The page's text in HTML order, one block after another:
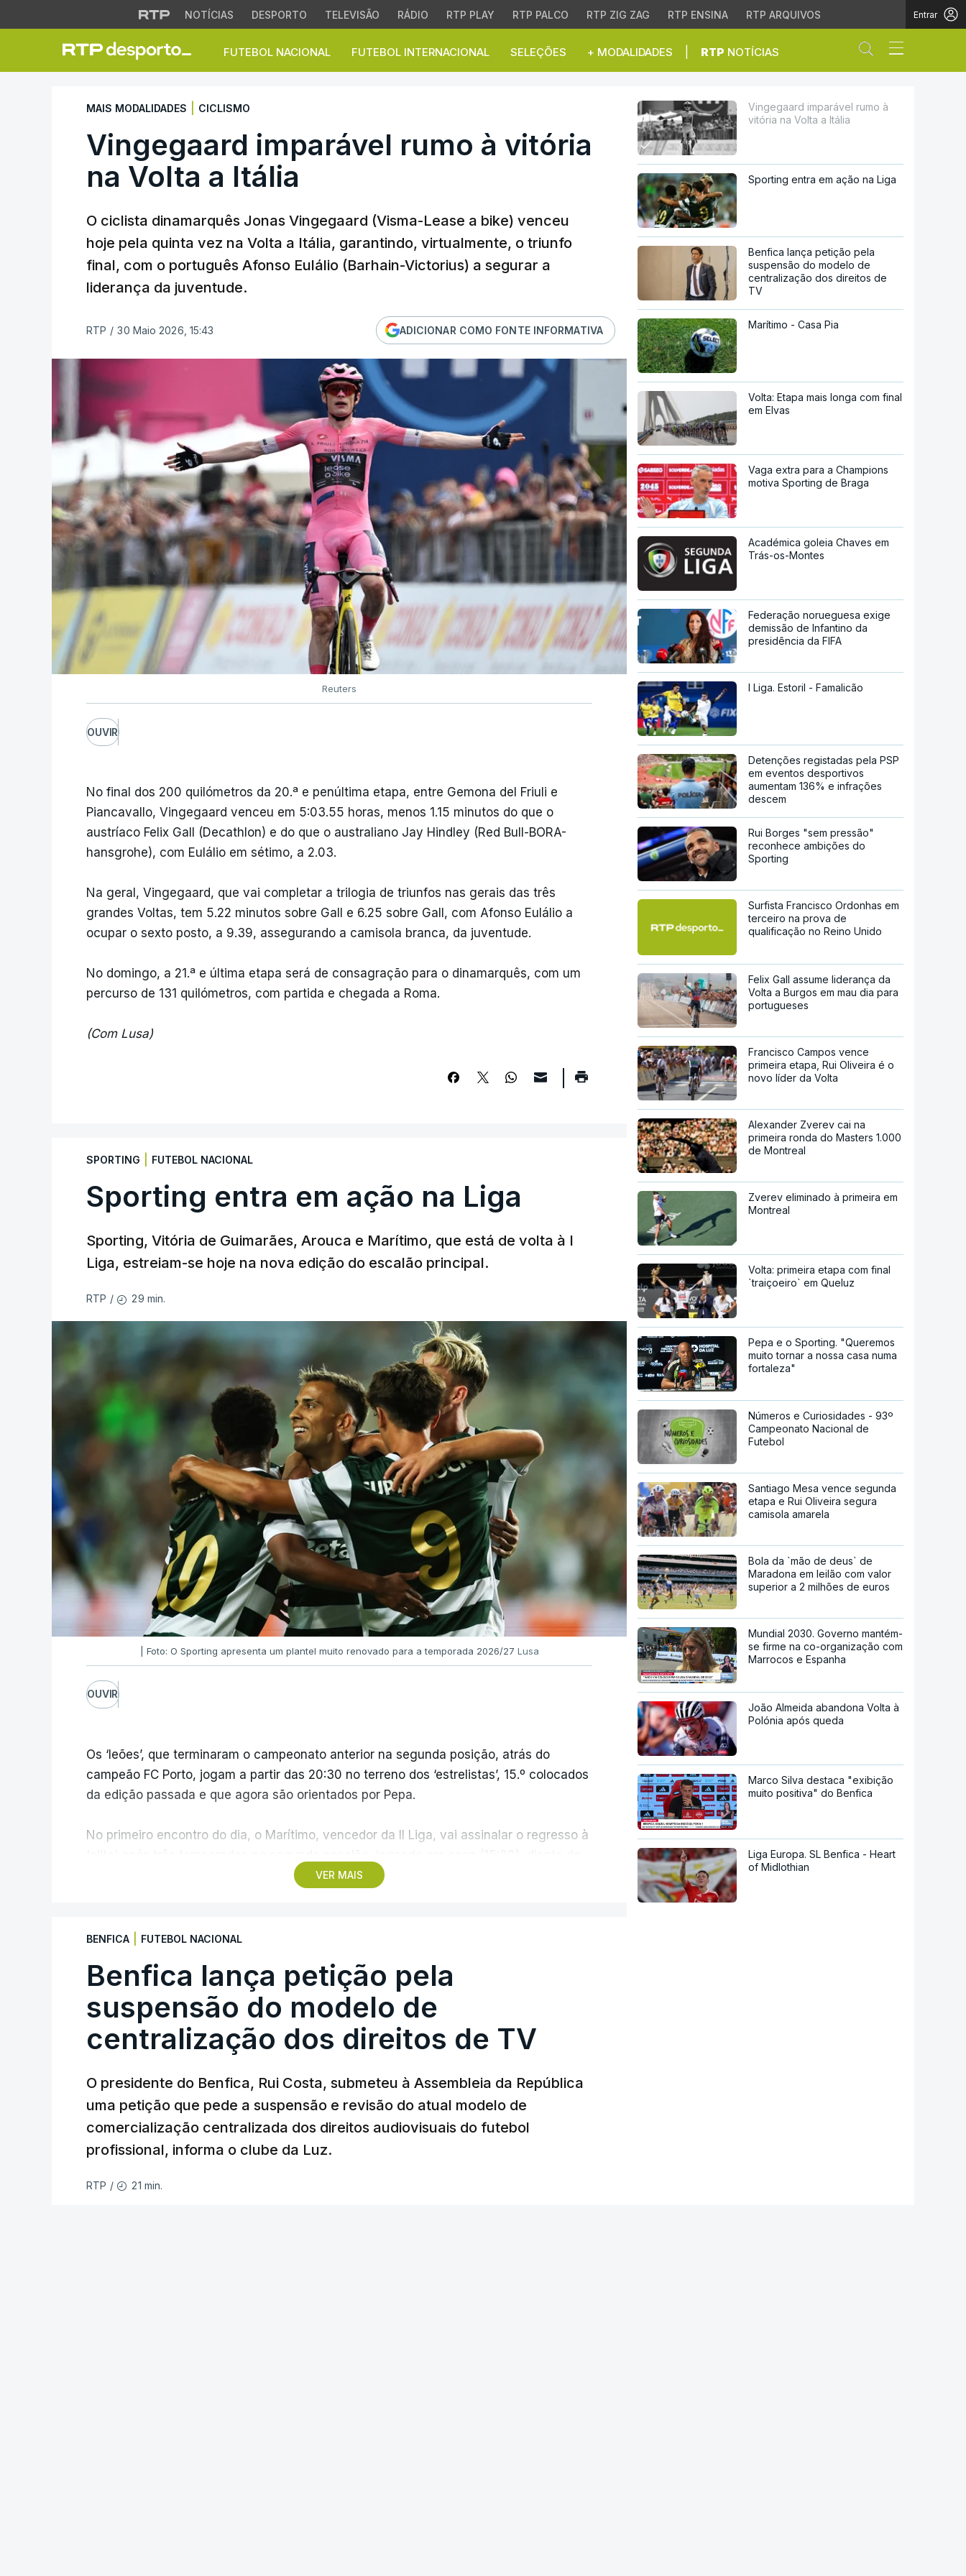
NOTÍCIAS DESPORTO TELEVISÃO RÁDIO RTP PLAY RTP PALCO RTP ZIG ZAG RTP ENSINA RTP ARQUIVOS Entrar
FUTEBOL NACIONAL FUTEBOL INTERNACIONAL SELEÇÕES + MODALIDADES RTP NOTÍCIAS Abrir campo
Vingegaard imparável rumo à vitória na Volta a Itália
MAIS MODALIDADES CICLISMO
Vingegaard imparável rumo à vitória
na Volta a Itália
O ciclista dinamarquês Jonas Vingegaard (Visma-Lease a bike) venceu
hoje pela quinta vez na Volta a Itália, garantindo, virtualmente, o triunfo
final, com o português Afonso Eulálio (Barhain-Victorius) a segurar a
liderança da juventude.
RTP / 30 Maio 2026, 15:43 ADICIONAR COMO FONTE INFORMATIVA
Reuters
OUVIR
No final dos 200 quilómetros da 20.ª e penúltima etapa, entre Gemona del Friuli e
Piancavallo, Vingegaard venceu em 5:03.55 horas, menos 1.15 minutos do que o
austríaco Felix Gall (Decathlon) e do que o australiano Jay Hindley (Red Bull-BORA-
hansgrohe), com Eulálio em sétimo, a 2.03.
Na geral, Vingegaard, que vai completar a trilogia de triunfos nas gerais das três
grandes Voltas, tem 5.22 minutos sobre Gall e 6.25 sobre Gall, com Afonso Eulálio a
ocupar o sexto posto, a 9.39, assegurando a camisola branca, da juventude.
No domingo, a 21.ª e última etapa será de consagração para o dinamarquês, com um
percurso de 131 quilómetros, com partida e chegada a Roma.
(Com Lusa)
SPORTING FUTEBOL NACIONAL
Sporting entra em ação na Liga
Sporting, Vitória de Guimarães, Arouca e Marítimo, que está de volta à I
Liga, estreiam-se hoje na nova edição do escalão principal.
RTP / 29 min.
| Foto: O Sporting apresenta um plantel muito renovado para a temporada 2026/27 Lusa
OUVIR
VER MAIS
Os ‘leões’, que terminaram o campeonato anterior na segunda posição, atrás do
campeão FC Porto, jogam a partir das 20:30 no terreno dos ‘estrelistas’, 15.º colocados
da edição passada e que agora são orientados por Pepa.
No primeiro encontro do dia, o Marítimo, vencedor da II Liga, vai assinalar o regresso à
Casa Pia, formação que apenas garantiu a manutenção no play-off.
o palco do duelo entre minhotos e o Arouca (18:00), dois conjuntos que concluíram
A 93.ª edição do campeonato luso arrancou na sexta-feira, com um empate entre
Estoril e Famalicão.
BENFICA FUTEBOL NACIONAL
Benfica lança petição pela
suspensão do modelo de
centralização dos direitos de TV
O presidente do Benfica, Rui Costa, submeteu à Assembleia da República
uma petição que pede a suspensão e revisão do atual modelo de
comercialização centralizada dos direitos audiovisuais do futebol
profissional, informa o clube da Luz.
RTP / 21 min.
Vingegaard imparável rumo à
vitória na Volta a Itália
Sporting entra em ação na Liga
Benfica lança petição pela
suspensão do modelo de
centralização dos direitos de
TV
Marítimo - Casa Pia
Volta: Etapa mais longa com final
em Elvas
Vaga extra para a Champions
motiva Sporting de Braga
Académica goleia Chaves em
Trás-os-Montes
Federação norueguesa exige
demissão de Infantino da
presidência da FIFA
I Liga. Estoril - Famalicão
Detenções registadas pela PSP
em eventos desportivos
aumentam 136% e infrações
descem
Rui Borges "sem pressão"
reconhece ambições do
Sporting
Surfista Francisco Ordonhas em
terceiro na prova de
qualificação no Reino Unido
Felix Gall assume liderança da
Volta a Burgos em mau dia para
portugueses
Francisco Campos vence
primeira etapa, Rui Oliveira é o
novo líder da Volta
Alexander Zverev cai na
primeira ronda do Masters 1.000
de Montreal
Zverev eliminado à primeira em
Montreal
Volta: primeira etapa com final
`traiçoeiro` em Queluz
Pepa e o Sporting. "Queremos
muito tornar a nossa casa numa
fortaleza"
Números e Curiosidades - 93º
Campeonato Nacional de
Futebol
Santiago Mesa vence segunda
etapa e Rui Oliveira segura
camisola amarela
Bola da `mão de deus` de
Maradona em leilão com valor
superior a 2 milhões de euros
Mundial 2030. Governo mantém-
se firme na co-organização com
Marrocos e Espanha
João Almeida abandona Volta à
Polónia após queda
Marco Silva destaca "exibição
muito positiva" do Benfica
Liga Europa. SL Benfica - Heart
of Midlothian